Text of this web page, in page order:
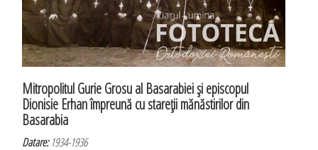
Mitropolitul Gurie Grosu al Basarabiei şi episcopul
Dionisie Erhan împreună cu stareţii mănăstirilor din
Basarabia
Datare:1934-1936